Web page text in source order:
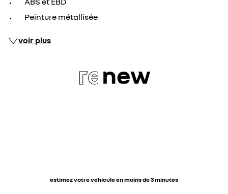
Peinture métallisée
voir plus
renew
estimez votre véhicule en moins de 3 minutes